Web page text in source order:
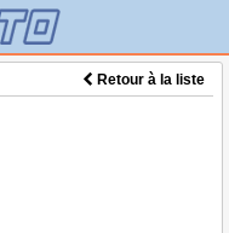
Retour à la liste